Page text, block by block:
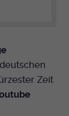
Zeit